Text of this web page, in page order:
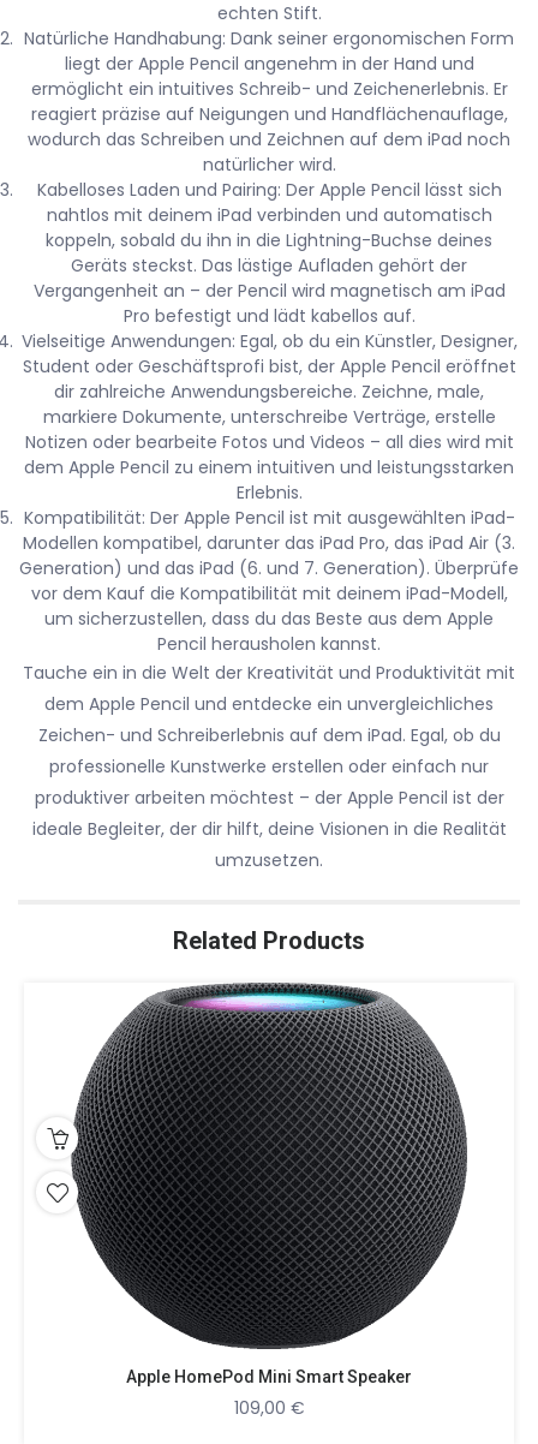
echten Stift.
Natürliche Handhabung: Dank seiner ergonomischen Form
liegt der Apple Pencil angenehm in der Hand und
ermöglicht ein intuitives Schreib- und Zeichenerlebnis. Er
reagiert präzise auf Neigungen und Handflächenauflage,
wodurch das Schreiben und Zeichnen auf dem iPad noch
natürlicher wird.
Kabelloses Laden und Pairing: Der Apple Pencil lässt sich
nahtlos mit deinem iPad verbinden und automatisch
koppeln, sobald du ihn in die Lightning-Buchse deines
Geräts steckst. Das lästige Aufladen gehört der
Vergangenheit an – der Pencil wird magnetisch am iPad
Pro befestigt und lädt kabellos auf.
Vielseitige Anwendungen: Egal, ob du ein Künstler, Designer,
Student oder Geschäftsprofi bist, der Apple Pencil eröffnet
dir zahlreiche Anwendungsbereiche. Zeichne, male,
markiere Dokumente, unterschreibe Verträge, erstelle
Notizen oder bearbeite Fotos und Videos – all dies wird mit
dem Apple Pencil zu einem intuitiven und leistungsstarken
Erlebnis.
Kompatibilität: Der Apple Pencil ist mit ausgewählten iPad-
Modellen kompatibel, darunter das iPad Pro, das iPad Air (3.
Generation) und das iPad (6. und 7. Generation). Überprüfe
vor dem Kauf die Kompatibilität mit deinem iPad-Modell,
um sicherzustellen, dass du das Beste aus dem Apple
Pencil herausholen kannst.
Tauche ein in die Welt der Kreativität und Produktivität mit
dem Apple Pencil und entdecke ein unvergleichliches
Zeichen- und Schreiberlebnis auf dem iPad. Egal, ob du
professionelle Kunstwerke erstellen oder einfach nur
produktiver arbeiten möchtest – der Apple Pencil ist der
ideale Begleiter, der dir hilft, deine Visionen in die Realität
umzusetzen.
Related Products
Apple HomePod Mini Smart Speaker
109,00 €